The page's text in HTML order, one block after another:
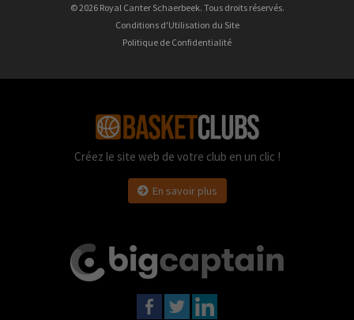
© 2026 Royal Canter Schaerbeek. Tous droits réservés.
Conditions d'Utilisation du Site
Politique de Confidentialité
Créez le site web de votre club en un clic !
En savoir plus